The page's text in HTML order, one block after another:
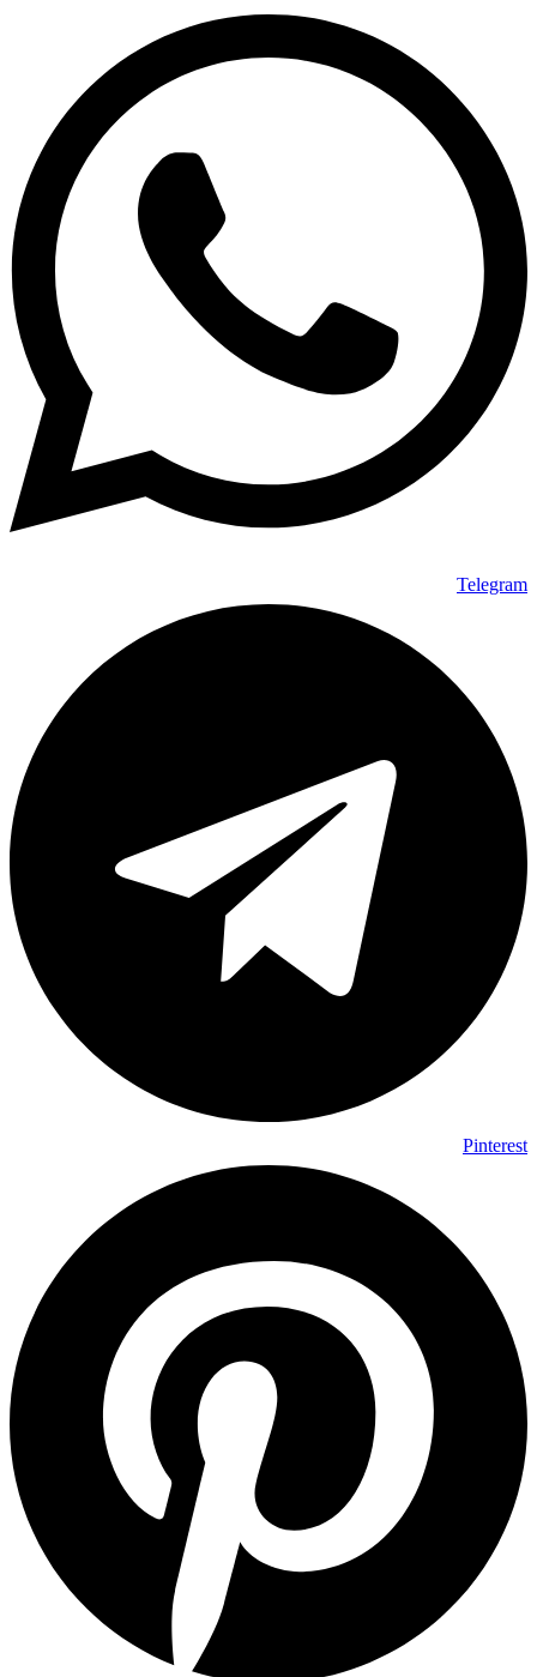
Telegram
Pinterest